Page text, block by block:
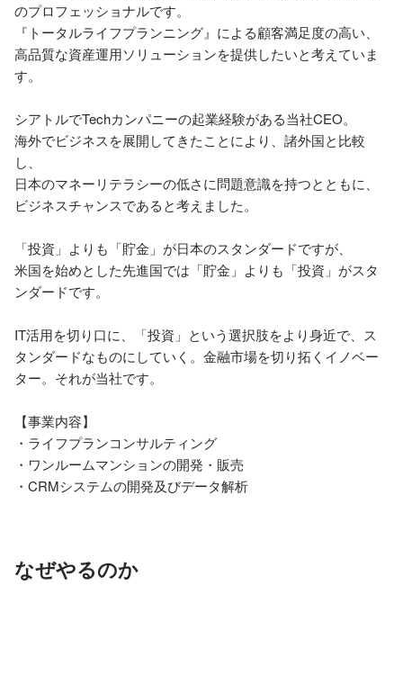
のプロフェッショナルです。
『トータルライフプランニング』による顧客満足度の高い、
高品質な資産運用ソリューションを提供したいと考えていま
す。
シアトルでTechカンパニーの起業経験がある当社CEO。
海外でビジネスを展開してきたことにより、諸外国と比較
し、
日本のマネーリテラシーの低さに問題意識を持つとともに、
ビジネスチャンスであると考えました。
「投資」よりも「貯金」が日本のスタンダードですが、
米国を始めとした先進国では「貯金」よりも「投資」がスタ
ンダードです。
IT活用を切り口に、「投資」という選択肢をより身近で、ス
タンダードなものにしていく。金融市場を切り拓くイノベー
ター。それが当社です。
【事業内容】
・ライフプランコンサルティング
・ワンルームマンションの開発・販売
なぜやるのか